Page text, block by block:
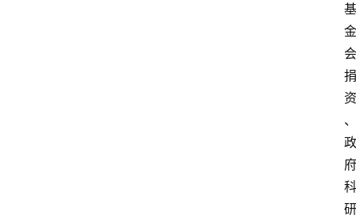
基
金
会
捐
资
、
政
府
科
研